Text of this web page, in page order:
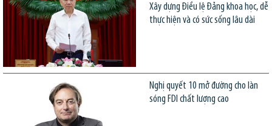
Xây dựng Điều lệ Đảng khoa học, dễ
thực hiện và có sức sống lâu dài
Nghị quyết 10 mở đường cho làn
sóng FDI chất lượng cao